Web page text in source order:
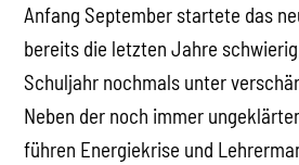
Anfang September startete das
bereits die letzten Jahre
Schuljahr nochmals unter
Neben der noch immer
führen Energiekrise und